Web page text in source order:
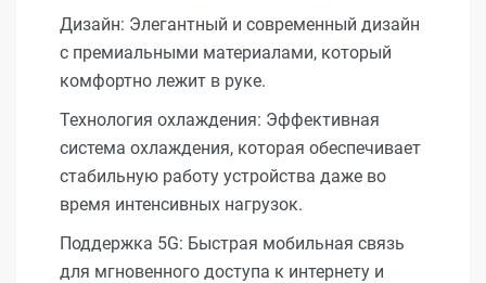
Дизайн: Элегантный и современный дизайн
с премиальными материалами, который
комфортно лежит в руке.
Технология охлаждения: Эффективная
система охлаждения, которая обеспечивает
стабильную работу устройства даже во
время интенсивных нагрузок.
Поддержка 5G: Быстрая мобильная связь
для мгновенного доступа к интернету и